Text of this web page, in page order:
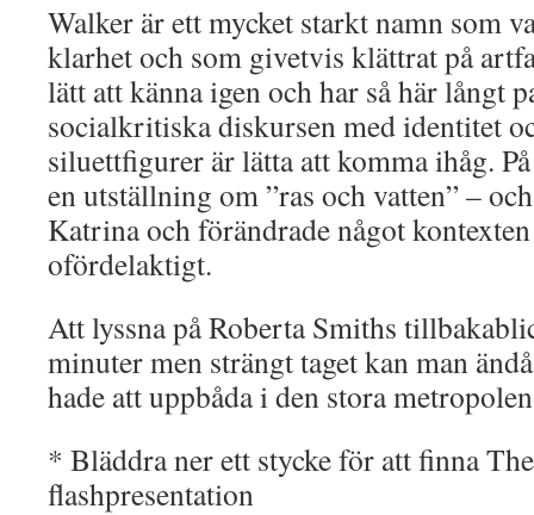
Walker är ett mycket starkt namn som
klarhet och som givetvis klättrat på
lätt att känna igen och har så här långt
socialkritiska diskursen med identitet
siluettfigurer är lätta att komma ihåg.
en utställning om ”ras och vatten” –
Katrina och förändrade något
ofördelaktigt.
Att lyssna på Roberta Smiths
minuter men strängt taget kan man
hade att uppbåda i den stora
* Bläddra ner ett stycke för att finna
flashpresentation